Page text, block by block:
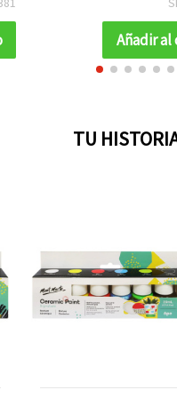
Añadir
TU